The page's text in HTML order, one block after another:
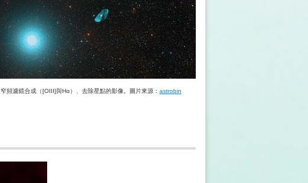
頻濾鏡合成（[OIII]與Hα）、去除星點的影像。圖片來源： astrobin